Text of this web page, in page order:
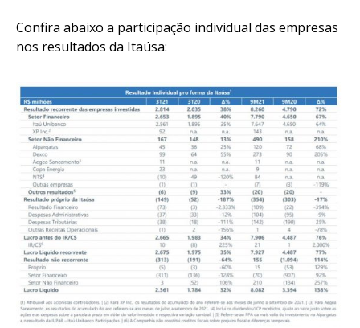
Confira abaixo a participação individual das empresas
nos resultados da Itaúsa: